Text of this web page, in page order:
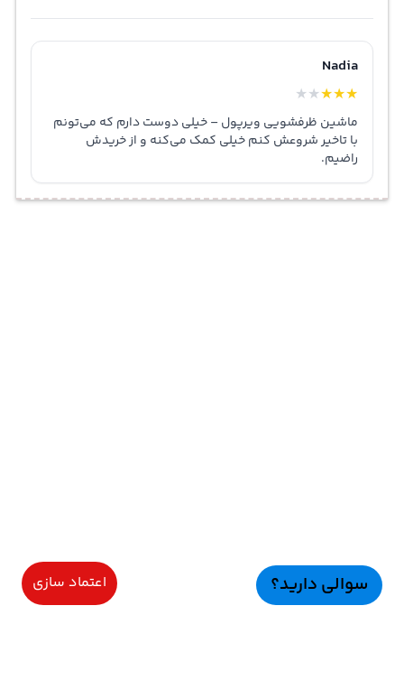
Nadia
★
★
★
★
★
ماشین ظرفشویی ویرپول – خیلی دوست دارم که می‌تونم
با تاخیر شروعش کنم خیلی کمک می‌کنه و از خریدش
راضیم.
سوالی دارید؟ اعتماد سازی